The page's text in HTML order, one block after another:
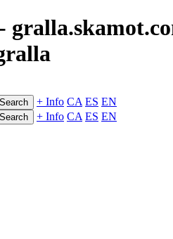
Search + Info CA ES EN
Search + Info CA ES EN